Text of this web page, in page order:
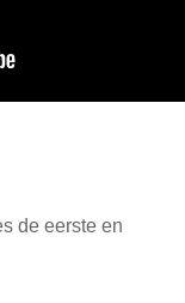
de eerste en